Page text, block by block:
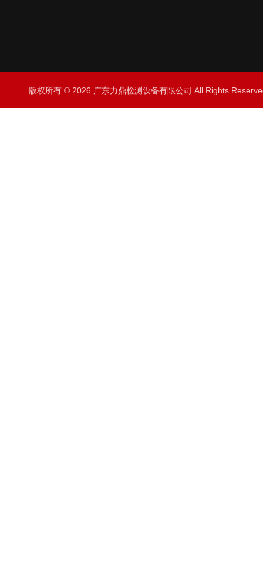
版权所有 © 2026 广东力鼎检测设备有限公司 All Rights